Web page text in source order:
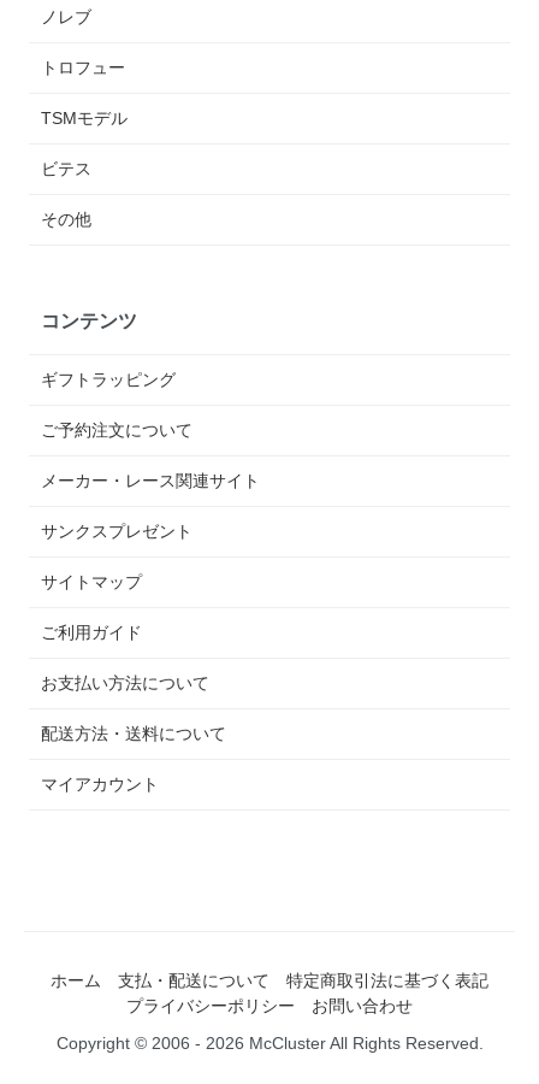
ノレブ
トロフュー
TSMモデル
ビテス
その他
コンテンツ
ギフトラッピング
ご予約注文について
メーカー・レース関連サイト
サンクスプレゼント
サイトマップ
ご利用ガイド
お支払い方法について
配送方法・送料について
マイアカウント
ホーム 支払・配送について
特定商取引法に基づく表記
プライバシーポリシー
お問い合わせ
Copyright © 2006 - 2026 McCluster All Rights Reserved.